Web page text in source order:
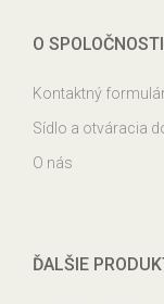
O SPOLOČNOSTI
Kontaktný
Sídlo a otváracia
O nás
ĎALŠIE